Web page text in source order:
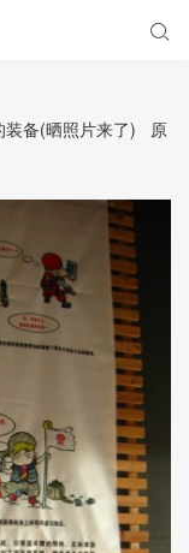

备(晒照片来了)
原